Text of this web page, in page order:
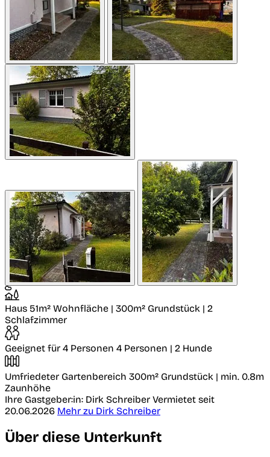
Haus 51m² Wohnfläche | 300m² Grundstück | 2
Schlafzimmer
Geeignet für 4 Personen 4 Personen | 2 Hunde
Umfriedeter Gartenbereich 300m² Grundstück | min. 0.8m
Zaunhöhe
Ihre Gastgeber:in: Dirk Schreiber Vermietet seit
20.06.2026 Mehr zu Dirk Schreiber
Über diese Unterkunft